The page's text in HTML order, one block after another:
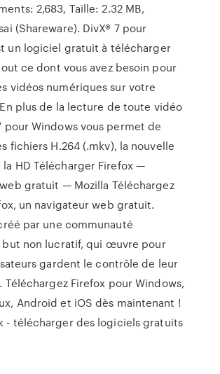
2,683, Taille: 2.32 MB,
(Shareware). DivX® 7 pour
un logiciel gratuit à télécharger
ce dont vous avez besoin pour
vidéos numériques sur votre
plus de la lecture de toute vidéo
pour Windows vous permet de
fichiers H.264 (.mkv), la nouvelle
HD Télécharger Firefox —
gratuit — Mozilla Téléchargez
un navigateur web gratuit.
par une communauté
but non lucratif, qui œuvre pour
gardent le contrôle de leur
Téléchargez Firefox pour Windows,
Android et iOS dès maintenant !
- télécharger des logiciels gratuits